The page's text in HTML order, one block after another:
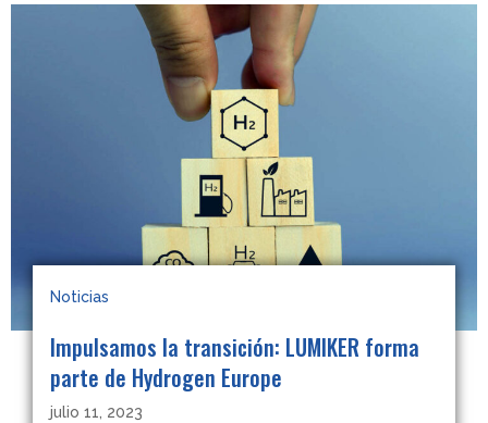
Noticias
Impulsamos la transición: LUMIKER forma
parte de Hydrogen Europe
julio 11, 2023